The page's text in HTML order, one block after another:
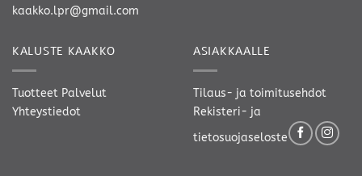
kaakko.lpr@gmail.com
KALUSTE KAAKKO
Tuotteet Palvelut
Yhteystiedot
ASIAKKAALLE
Tilaus- ja toimitusehdot
Rekisteri- ja
tietosuojaseloste